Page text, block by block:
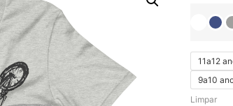
11a12
9a10
Limpar